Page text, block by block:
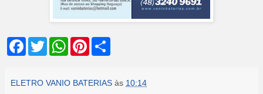
F
b
o
T
w
t
e
W
s
A
P
e
r
e
ELETRO VANIO BATERIAS às 10:14